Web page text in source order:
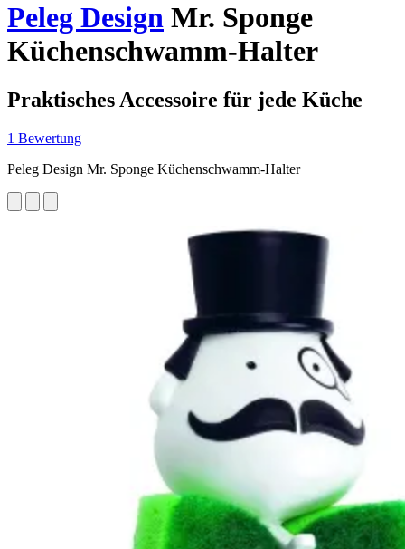
Peleg Design Mr. Sponge
Küchenschwamm-Halter
Praktisches Accessoire für jede Küche
1 Bewertung
Peleg Design Mr. Sponge Küchenschwamm-Halter